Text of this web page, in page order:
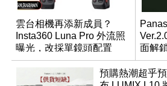
雲台相機再添新成員？
Insta360 Luna Pro 外流照
曝光，改採單鏡頭配置
面解
調編
預購熱潮超乎